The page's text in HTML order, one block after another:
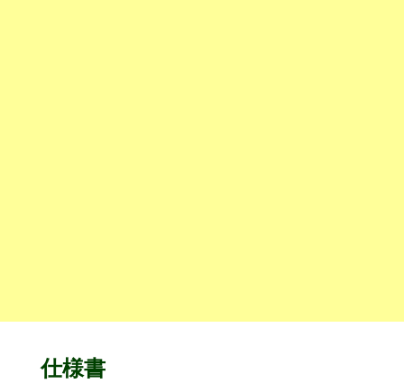
仕様書